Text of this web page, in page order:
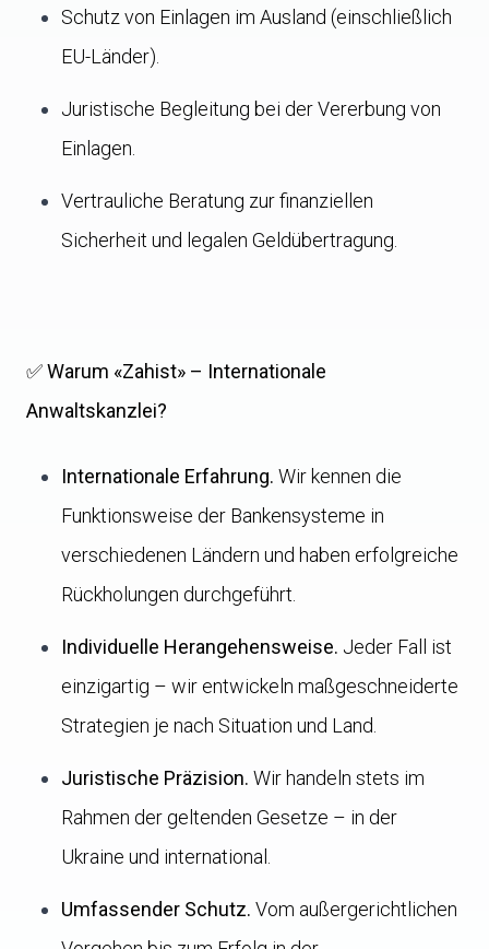
Schutz von Einlagen im Ausland (einschließlich
EU-Länder).
Juristische Begleitung bei der Vererbung von
Einlagen.
Vertrauliche Beratung zur finanziellen
Sicherheit und legalen Geldübertragung.
✅ Warum «Zahist» – Internationale
Anwaltskanzlei?
Internationale Erfahrung. Wir kennen die
Funktionsweise der Bankensysteme in
verschiedenen Ländern und haben erfolgreiche
Rückholungen durchgeführt.
Individuelle Herangehensweise. Jeder Fall ist
einzigartig – wir entwickeln maßgeschneiderte
Strategien je nach Situation und Land.
Juristische Präzision. Wir handeln stets im
Rahmen der geltenden Gesetze – in der
Ukraine und international.
Umfassender Schutz. Vom außergerichtlichen